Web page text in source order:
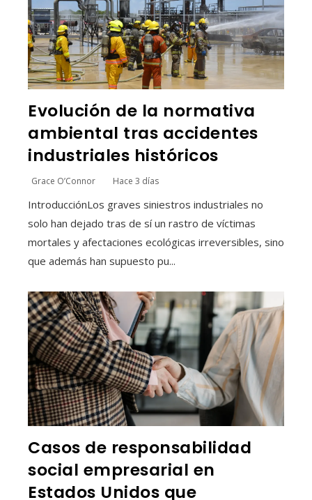
Evolución de la normativa
ambiental tras accidentes
industriales históricos
Grace O’Connor Hace 3 días
IntroducciónLos graves siniestros industriales no
solo han dejado tras de sí un rastro de víctimas
mortales y afectaciones ecológicas irreversibles, sino
que además han supuesto pu...
Casos de responsabilidad
social empresarial en
Estados Unidos que